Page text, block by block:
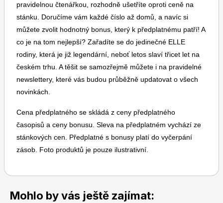
pravidelnou čtenářkou, rozhodně ušetříte oproti ceně na
stánku. Doručíme vám každé číslo až domů, a navíc si
můžete zvolit hodnotný bonus, který k předplatnému patří! A
co je na tom nejlepší? Zařadíte se do jedinečné ELLE
rodiny, která je již legendární, neboť letos slaví třicet let na
českém trhu. A těšit se samozřejmě můžete i na pravidelné
newslettery, které vás budou průběžně updatovat o všech
novinkách.
Cena předplatného se skládá z ceny předplatného
časopisů a ceny bonusu. Sleva na předplatném vychází ze
stánkových cen. Předplatné s bonusy platí do vyčerpání
zásob. Foto produktů je pouze ilustrativní.
Mohlo by vás ještě zajímat: